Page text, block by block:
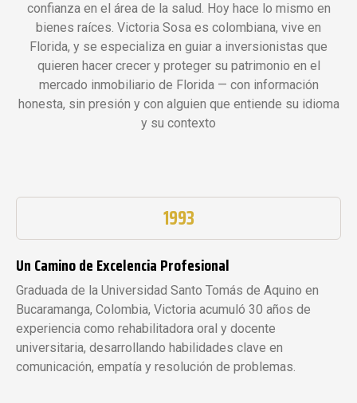
confianza en el área de la salud. Hoy hace lo mismo en
bienes raíces. Victoria Sosa es colombiana, vive en
Florida, y se especializa en guiar a inversionistas que
quieren hacer crecer y proteger su patrimonio en el
mercado inmobiliario de Florida — con información
honesta, sin presión y con alguien que entiende su idioma
y su contexto
1993
Un Camino de Excelencia Profesional
Graduada de la Universidad Santo Tomás de Aquino en
Bucaramanga, Colombia, Victoria acumuló 30 años de
experiencia como rehabilitadora oral y docente
universitaria, desarrollando habilidades clave en
comunicación, empatía y resolución de problemas.